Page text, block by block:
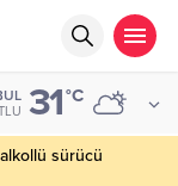
31°C
sürücü